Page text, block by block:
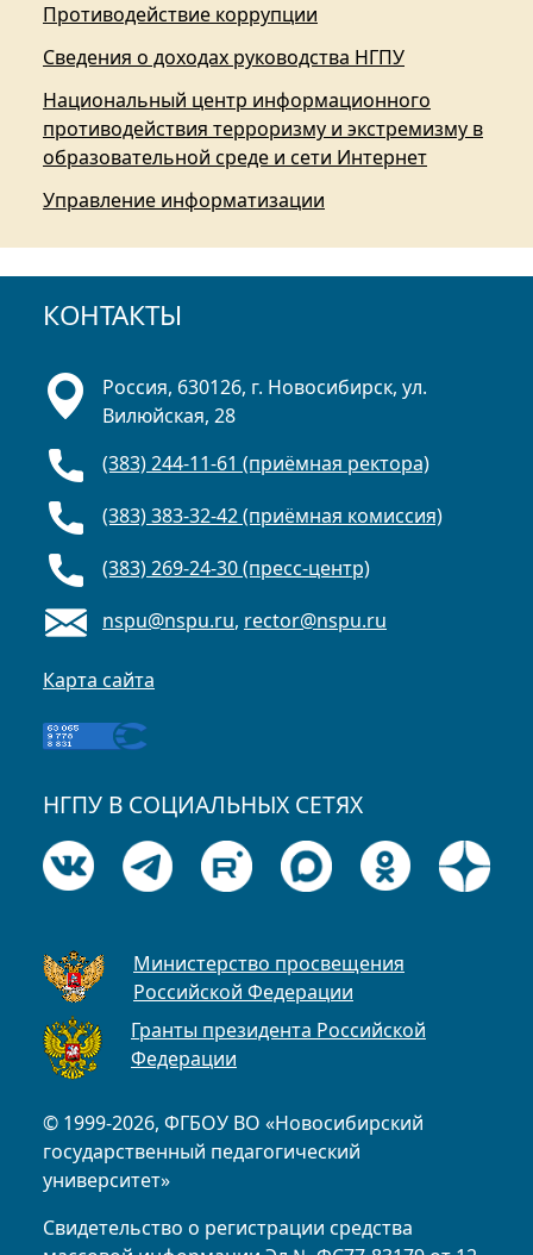
Противодействие коррупции
Сведения о доходах руководства НГПУ
Национальный центр информационного
противодействия терроризму и экстремизму в
образовательной среде и сети Интернет
Управление информатизации
КОНТАКТЫ
© 1999-2026, ФГБОУ ВО «Новосибирский
государственный педагогический
университет»
Свидетельство о регистрации средства
Россия, 630126, г. Новосибирск, ул.
Вилюйская, 28
(383) 244-11-61 (приёмная ректора)
(383) 383-32-42 (приёмная комиссия)
(383) 269-24-30 (пресс-центр)
nspu@nspu.ru, rector@nspu.ru
Карта сайта
НГПУ В СОЦИАЛЬНЫХ СЕТЯХ
Министерство просвещения
Российской Федерации
Гранты президента Российской
Федерации